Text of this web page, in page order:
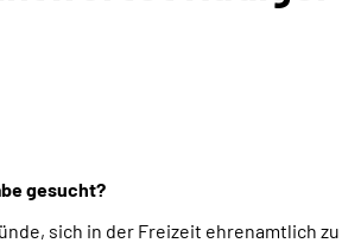
gesucht?
sich in der Freizeit ehrenamtlich